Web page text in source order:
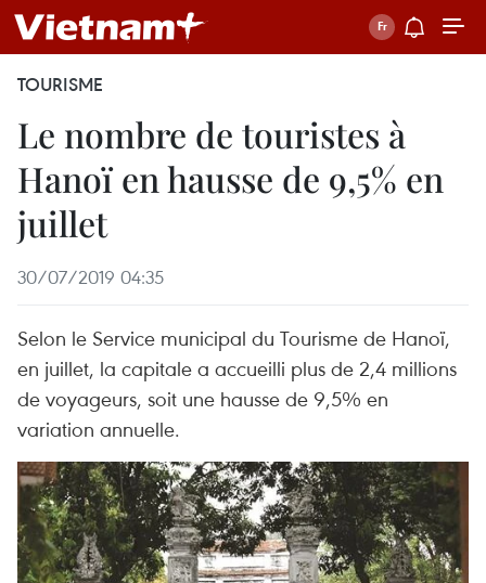
TOURISME
Le nombre de touristes à
Hanoï en hausse de 9,5% en
juillet
30/07/2019 04:35
Selon le Service municipal du Tourisme de Hanoï,
en juillet, la capitale a accueilli plus de 2,4 millions
de voyageurs, soit une hausse de 9,5% en
variation annuelle.